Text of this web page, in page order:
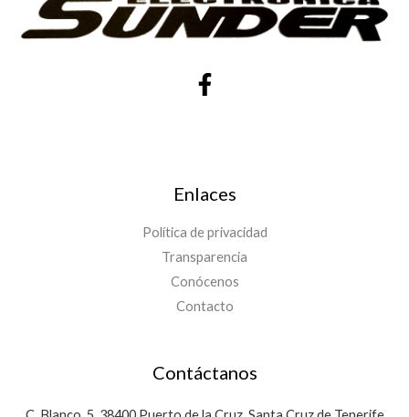
Enlaces
Política de privacidad
Transparencia
Conócenos
Contacto
Contáctanos